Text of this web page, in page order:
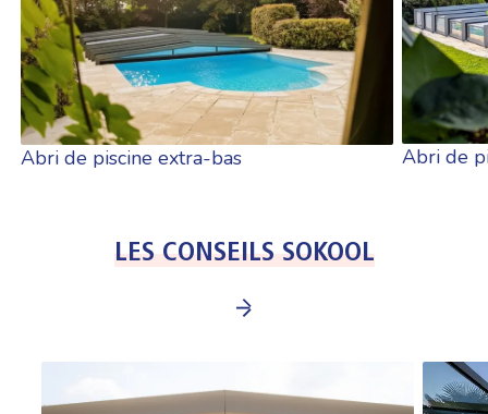
Abri de piscine extra-bas Abri de
LES CONSEILS SOKOOL